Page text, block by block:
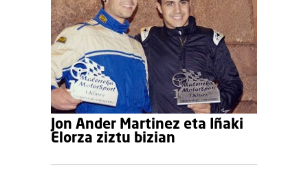
Jon Ander Martinez eta Iñaki
Elorza ziztu bizian